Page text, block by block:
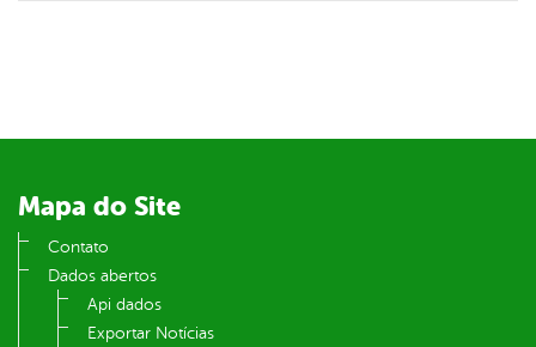
Mapa do Site
Contato
Dados abertos
Api dados
Exportar Notícias